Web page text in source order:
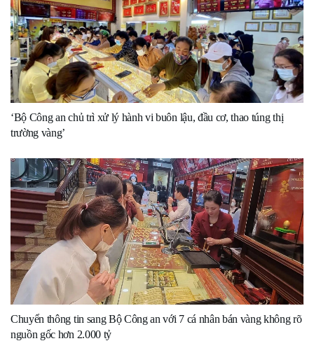
‘Bộ Công an chủ trì xử lý hành vi buôn lậu, đầu cơ, thao túng thị
trường vàng’
Chuyển thông tin sang Bộ Công an với 7 cá nhân bán vàng không rõ
nguồn gốc hơn 2.000 tỷ